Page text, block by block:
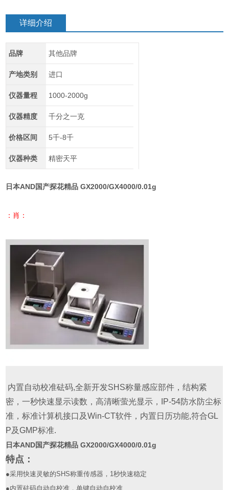
详细介绍
品牌 其他品牌
产地类别 进口
仪器量程 1000-2000g
仪器精度 千分之一克
价格区间 5千-8千
仪器种类 精密天平
日本AND国产探花精品 GX2000/GX4000/0.01g
：肖：
内置自动校准砝码,全新开发SHS称量感应部件，结构紧
密，一秒快速显示读数，高清晰萤光显示，
IP-54防水防尘标
准，标准计算机接口及Win-CT软件， 内置日历功能,符合GL
P及GMP标准.
日本AND国产探花精品 GX2000/GX4000/0.01g
特点：
●采用快速灵敏的SHS称重传感器， 1秒快速稳定
●内置砝码自动自校准，单键自动自校准